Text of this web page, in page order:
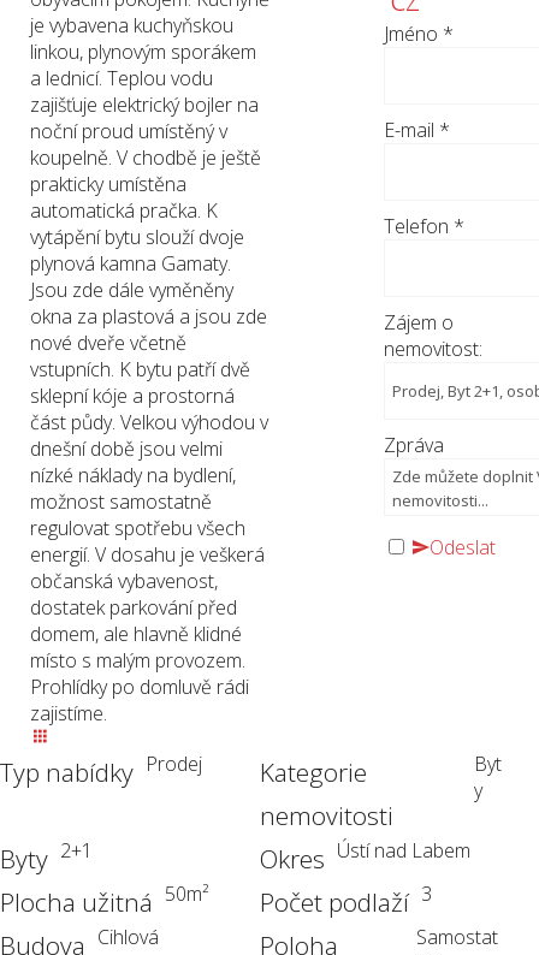
je vybavena kuchyňskou
linkou, plynovým sporákem
a lednicí. Teplou vodu
zajišťuje elektrický bojler na
noční proud umístěný v
koupelně. V chodbě je ještě
prakticky umístěna
automatická pračka. K
vytápění bytu slouží dvoje
plynová kamna Gamaty.
Jsou zde dále vyměněny
okna za plastová a jsou zde
nové dveře včetně
vstupních. K bytu patří dvě
sklepní kóje a prostorná
část půdy. Velkou výhodou v
dnešní době jsou velmi
nízké náklady na bydlení,
možnost samostatně
regulovat spotřebu všech
energií. V dosahu je veškerá
občanská vybavenost,
dostatek parkování před
domem, ale hlavně klidné
místo s malým provozem.
Prohlídky po domluvě rádi
zajistíme.
Jméno *
E-mail *
Telefon *
Zájem o
nemovitost:
Zpráva
Odeslat
Typ nabídky Prodej
Kategorie
nemovitosti
Byt
y
Byty 2+1 Okres Ústí nad Labem
Plocha užitná m²
50 Počet podlaží 3
Budova Cihlová
Poloha
Samostat